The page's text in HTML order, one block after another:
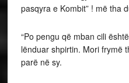
pasqyra e Kombit” ! më tha
“Po pengu që mban cili
lënduar shpirtin. Mori frymë
parë në sy.